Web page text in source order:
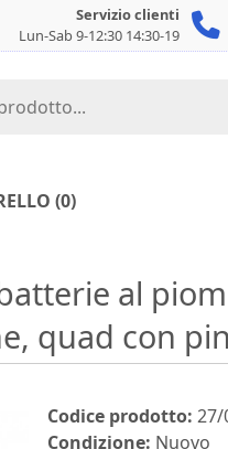
Servizio clienti
Lun-Sab 9-12:30 14:30-19
(0)
al
quad con
Codice prodotto: 27/
Condizione: Nuovo